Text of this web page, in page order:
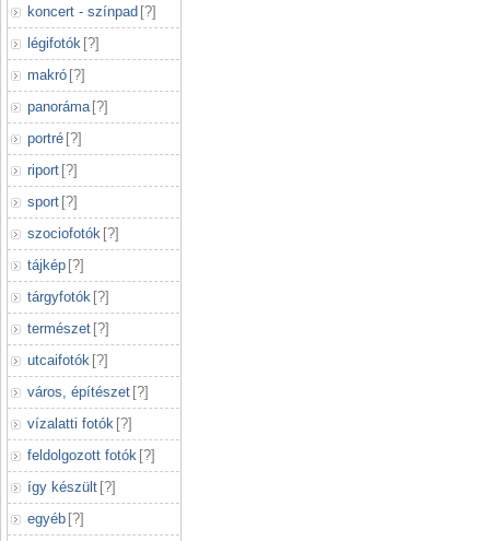
koncert - színpad [?]
légifotók [?]
makró [?]
panoráma [?]
portré [?]
riport [?]
sport [?]
szociofotók [?]
tájkép [?]
tárgyfotók [?]
természet [?]
utcaifotók [?]
város, építészet [?]
vízalatti fotók [?]
feldolgozott fotók [?]
így készült [?]
egyéb [?]